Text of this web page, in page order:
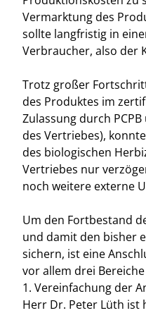
Vermarktung des
sollte langfristig in
Verbraucher, also der
Trotz großer
des Produktes im
Zulassung durch
des Vertriebes),
des biologischen
Vertriebes nur
noch weitere externe
Um den Fortbestand
und damit den bisher
sichern, ist eine
vor allem drei
1. Vereinfachung der
Herr Dr. Peter Lüth ist